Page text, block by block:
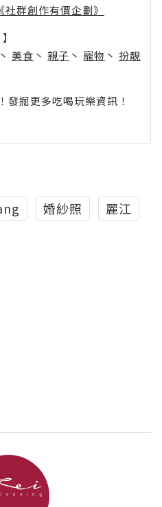
社群創作有價企劃》
丶 美食 丶 親子 丶 寵物 丶 扮靚
掘更多吃喝玩樂資訊！
婚紗照
麗江